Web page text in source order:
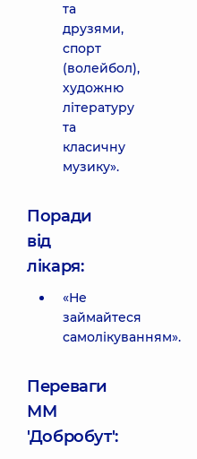
та
друзями,
спорт
(волейбол),
художню
літературу
та
класичну
музику».
Поради
від
лікаря:
«Не
займайтеся
самолікуванням».
Переваги
ММ
'Добробут':